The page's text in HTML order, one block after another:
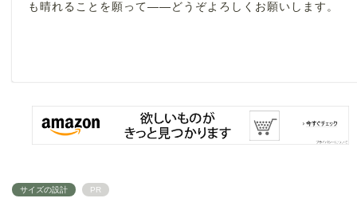
も晴れることを願って――どうぞよろしくお願いします。
サイズの設計 PR